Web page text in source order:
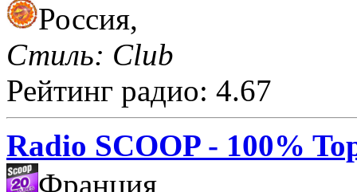
Россия,
Стиль: Club
Рейтинг радио: 4.67
Radio SCOOP - 100%
Франция,